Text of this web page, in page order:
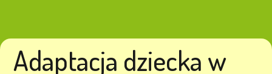
Adaptacja dziecka w